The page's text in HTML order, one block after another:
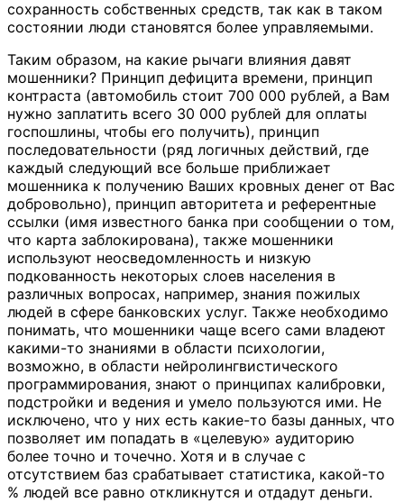
сохранность собственных средств, так как в таком
состоянии люди становятся более управляемыми.
Таким образом, на какие рычаги влияния давят
мошенники? Принцип дефицита времени, принцип
контраста (автомобиль стоит 700 000 рублей, а Вам
нужно заплатить всего 30 000 рублей для оплаты
госпошлины, чтобы его получить), принцип
последовательности (ряд логичных действий, где
каждый следующий все больше приближает
мошенника к получению Ваших кровных денег от Вас
добровольно), принцип авторитета и референтные
ссылки (имя известного банка при сообщении о том,
что карта заблокирована), также мошенники
используют неосведомленность и низкую
подкованность некоторых слоев населения в
различных вопросах, например, знания пожилых
людей в сфере банковских услуг. Также необходимо
понимать, что мошенники чаще всего сами владеют
какими-то знаниями в области психологии,
возможно, в области нейролингвистического
программирования, знают о принципах калибровки,
подстройки и ведения и умело пользуются ими. Не
исключено, что у них есть какие-то базы данных, что
позволяет им попадать в «целевую» аудиторию
более точно и точечно. Хотя и в случае с
отсутствием баз срабатывает статистика, какой-то
% людей все равно откликнутся и отдадут деньги.